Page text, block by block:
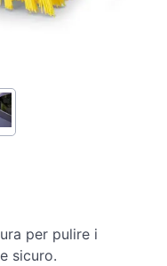
per pulire i
sicuro.